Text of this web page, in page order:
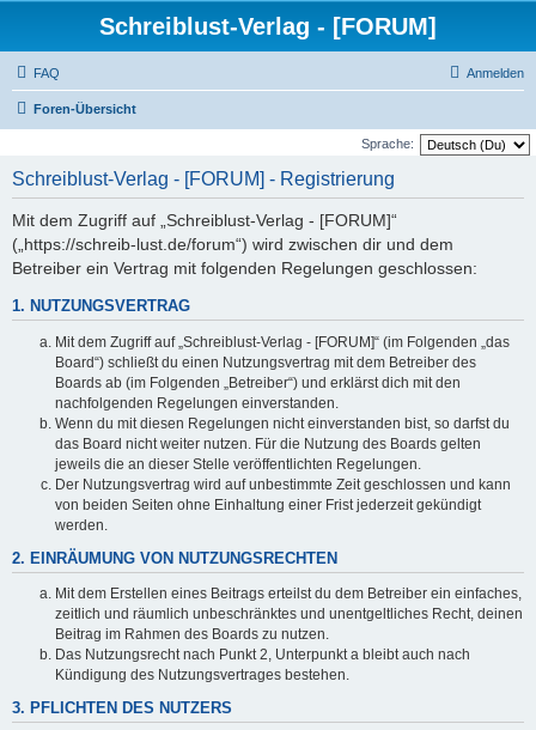
Schreiblust-Verlag - [FORUM]
FAQ Anmelden
Foren-Übersicht
Sprache:
Schreiblust-Verlag - [FORUM] - Registrierung
Mit dem Zugriff auf „Schreiblust-Verlag - [FORUM]“
(„https://schreib-lust.de/forum“) wird zwischen dir und dem
Betreiber ein Vertrag mit folgenden Regelungen geschlossen:
1. NUTZUNGSVERTRAG
Mit dem Zugriff auf „Schreiblust-Verlag - [FORUM]“ (im Folgenden „das
Board“) schließt du einen Nutzungsvertrag mit dem Betreiber des
Boards ab (im Folgenden „Betreiber“) und erklärst dich mit den
nachfolgenden Regelungen einverstanden.
Wenn du mit diesen Regelungen nicht einverstanden bist, so darfst du
das Board nicht weiter nutzen. Für die Nutzung des Boards gelten
jeweils die an dieser Stelle veröffentlichten Regelungen.
Der Nutzungsvertrag wird auf unbestimmte Zeit geschlossen und kann
von beiden Seiten ohne Einhaltung einer Frist jederzeit gekündigt
werden.
2. EINRÄUMUNG VON NUTZUNGSRECHTEN
Mit dem Erstellen eines Beitrags erteilst du dem Betreiber ein einfaches,
zeitlich und räumlich unbeschränktes und unentgeltliches Recht, deinen
Beitrag im Rahmen des Boards zu nutzen.
Das Nutzungsrecht nach Punkt 2, Unterpunkt a bleibt auch nach
Kündigung des Nutzungsvertrages bestehen.
3. PFLICHTEN DES NUTZERS